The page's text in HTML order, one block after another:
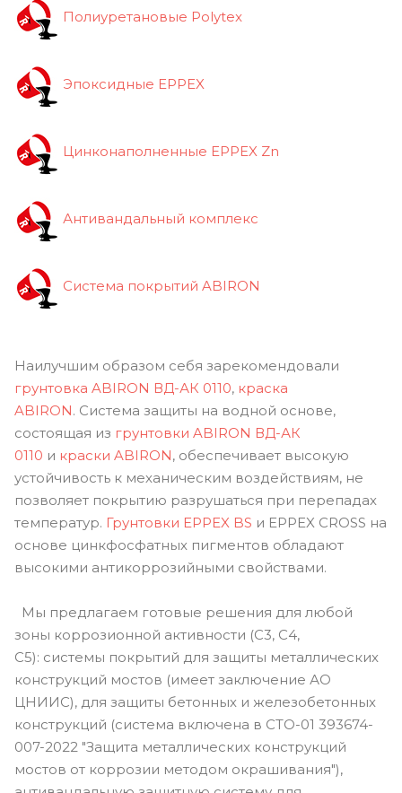
Полиуретановые Polytex
Эпоксидные EPPEX
Цинконаполненные EPPEX Zn
Антивандальный комплекс
Система покрытий ABIRON
Наилучшим образом себя зарекомендовали
грунтовка ABIRON ВД-АК 0110, краска
ABIRON. Система защиты на водной основе,
состоящая из грунтовки ABIRON ВД-АК
0110 и краски ABIRON, обеспечивает высокую
устойчивость к механическим воздействиям, не
позволяет покрытию разрушаться при перепадах
температур. Грунтовки EPPEX BS и EPPEX CROSS на
основе цинкфосфатных пигментов обладают
высокими антикоррозийными свойствами.
Мы предлагаем готовые решения для любой
зоны коррозионной активности (С3, С4,
С5): системы покрытий для защиты металлических
конструкций мостов (имеет заключение АО
ЦНИИС), для защиты бетонных и железобетонных
конструкций (система включена в СТО-01 393674-
007-2022 "Защита металлических конструкций
мостов от коррозии методом окрашивания"),